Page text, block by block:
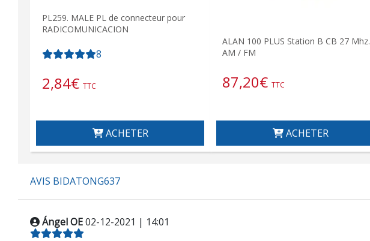
PL259. MALE PL de connecteur pour
RADICOMUNICACION
8
2,84€ TTC
ACHETER
ALAN 100 PLUS Station B CB 27 Mhz.
AM / FM
87,20€ TTC
ACHETER
AVIS BIDATONG637
Ángel OE02-12-2021 | 14:01